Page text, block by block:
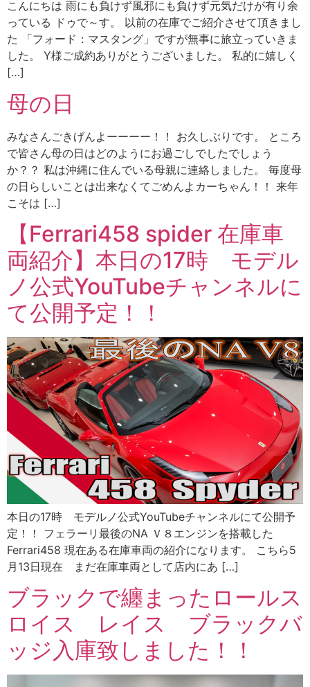
こんにちは 雨にも負けず風邪にも負けず元気だけが有り余
っている ドゥで～す。 以前の在庫でご紹介させて頂きまし
た 「フォード：マスタング」ですが無事に旅立っていきま
した。 Y様ご成約ありがとうございました。 私的に嬉しく
[…]
母の日
みなさんごきげんよーーーー！！ お久しぶりです。 ところ
で皆さん母の日はどのようにお過ごしでしたでしょう
か？？ 私は沖縄に住んでいる母親に連絡しました。 毎度母
の日らしいことは出来なくてごめんよカーちゃん！！ 来年
こそは […]
【Ferrari458 spider 在庫車
両紹介】本日の17時 モデル
ノ公式YouTubeチャンネルに
て公開予定！！
本日の17時 モデルノ公式YouTubeチャンネルにて公開予
定！！ フェラーリ最後のNA Ｖ８エンジンを搭載した
Ferrari458 現在ある在庫車両の紹介になります。 こちら5
月13日現在 まだ在庫車両として店内にあ […]
ブラックで纏まったロールス
ロイス レイス ブラックバ
ッジ入庫致しました！！